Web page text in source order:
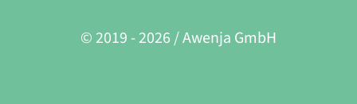
© 2019 -2026 / Awenja GmbH